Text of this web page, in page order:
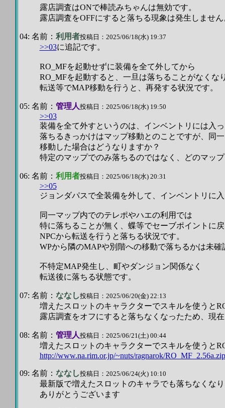
露店調査はONで棒読みちゃんは無効です。
露店調査をOFFにすると落ちる現象は発生しません
04: 名前： 利用者投稿日：2025/06/18(水) 19:37
>>03に追記です。
RO_MFを起動せずに装備を全て外してから
RO_MFを起動すると、一旦は落ちることがなくな
転送等でMAP移動を行うと、再発する状況です。
05: 名前： 管理人投稿日：2025/06/18(水) 19:50
>>03
装備を全て外すというのは、インベントリには入
落ちるきっかけはマップ移動とのことですが、同
移動した場合はどうなりますか？
特定のマップでのみ落ちるのではなく、どのマッ
06: 名前： 利用者投稿日：2025/06/18(水) 20:31
>>05
ジョンダパスで全装備を外して、インベントリに
同一マップ内でのテレポやハエの利用では
特に落ちることが無く、蝶等でセーブポイントに
NPCから転送を行うと落ちる状況です。
WPから隣のMAPや別階への移動で落ちるかは未確
不特定MAP発生し、町やダンジョン関係なく
転送後に落ちる状態です。
07: 名前： ななし投稿日：2025/06/20(金) 22:13
増えたスロットのキャラクターでスキルを使うと
露店調査をオフにすると落ちなくなったため、現
08: 名前： 管理人投稿日：2025/06/21(土) 00:44
増えたスロットのキャラクターでスキルを使うと
http://www.na.rim.or.jp/~nuts/ragnarok/RO_MF_2.56a.zip
09: 名前： ななし投稿日：2025/06/24(火) 10:10
最新版で増えたスロットのキャラでも落ちなくな
ありがとうございます